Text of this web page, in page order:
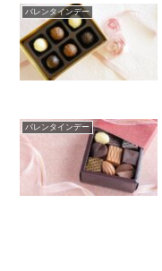
バレンタインデー
バレンタインデー